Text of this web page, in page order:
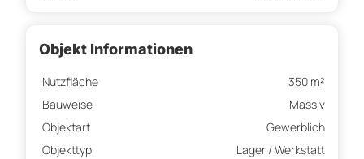
Objekt Informationen
Nutzfläche
350 m²
Bauweise
Massiv
Objektart
Gewerblich
Objekttyp
Lager / Werkstatt